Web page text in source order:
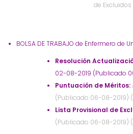
de Excluidos
BOLSA DE TRABAJO de Enfermero de
Resolución
02-08-2019 (Publicado
Puntuación de Méritos:
(Publicado 06-08-2019)
Lista Provisional de
(Publicado 06-08-2019)